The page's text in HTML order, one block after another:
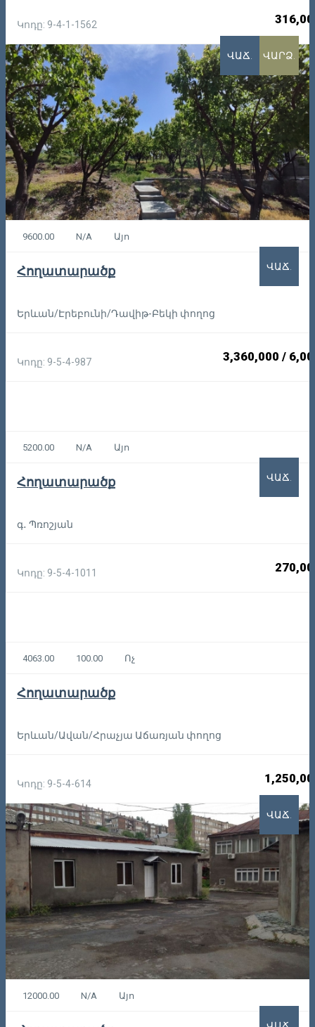
Կոդը: 9-4-1-1562
ՎԱՃ. ՎԱՐՁ.
9600.00 N/A Այո
Հողատարածք
Երևան/Էրեբունի/Դավիթ-Բեկի փողոց
Կոդը: 9-5-4-987 3,360,000 /
ՎԱՃ.
5200.00 N/A Այո
Հողատարածք
գ․ Պռոշյան
Կոդը: 9-5-4-1011
ՎԱՃ.
4063.00 100.00 Ոչ
Հողատարածք
Երևան/Ավան/Հրաչյա Աճառյան փողոց
Կոդը: 9-5-4-614
ՎԱՃ.
12000.00 N/A Այո